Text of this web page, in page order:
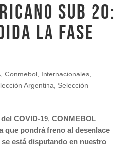
Sub 20:
la fase
, Conmebol, Internacionales,
Argentina
Selección
COVID-19, CONMEBOL
que pondrá freno al desenlace
está disputando en nuestro